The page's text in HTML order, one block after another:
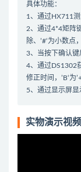
具体功能：
1、通过HX711
2、通过4*4矩阵
除、’#‘为小数点
3、当按下确认
4、通过DS1302
修正时间，’B‘为
5、通过显示屏显
实物演示视频